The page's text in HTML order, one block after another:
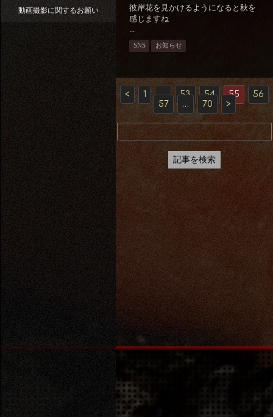
動画撮影に関するお願い
彼岸花を見かけるようになると秋を
感じますね
SNS お知らせ
< 1 … 53 54 55
56
57
… 70 >